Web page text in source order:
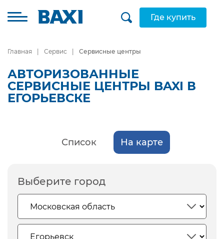
Где купить
Главная Сервис Сервисные центры
АВТОРИЗОВАННЫЕ
СЕРВИСНЫЕ ЦЕНТРЫ BAXI В
ЕГОРЬЕВСКЕ
Список На карте
Выберите город